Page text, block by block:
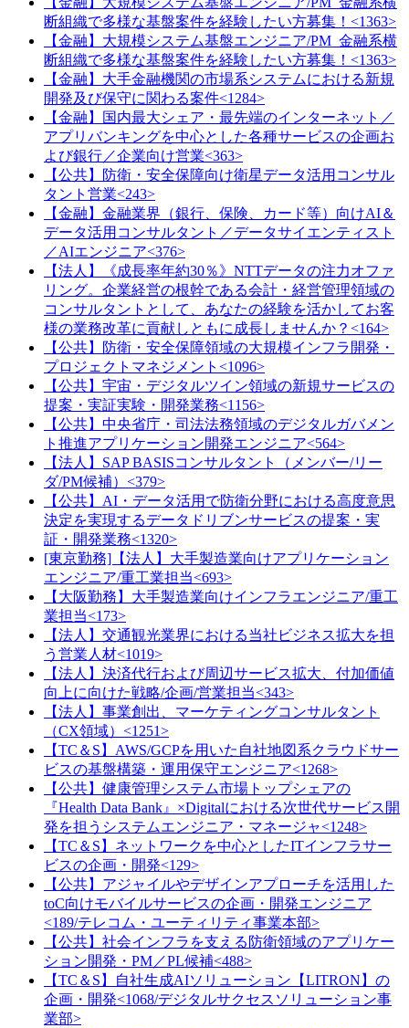
断組織で多様な基盤案件を経験したい方募集！<1363>
【金融】大規模システム基盤エンジニア/PM_金融系横
断組織で多様な基盤案件を経験したい方募集！<1363>
【金融】大手金融機関の市場系システムにおける新規
開発及び保守に関わる案件<1284>
【金融】国内最大シェア・最先端のインターネット／
アプリバンキングを中心とした各種サービスの企画お
よび銀行／企業向け営業<363>
【公共】防衛・安全保障向け衛星データ活用コンサル
タント営業<243>
【金融】金融業界（銀行、保険、カード等）向けAI＆
データ活用コンサルタント／データサイエンティスト
／AIエンジニア<376>
【法人】《成長率年約30％》NTTデータの注力オファ
リング。企業経営の根幹である会計・経営管理領域の
コンサルタントとして、あなたの経験を活かしてお客
様の業務改革に貢献しともに成長しませんか？<164>
【公共】防衛・安全保障領域の大規模インフラ開発・
プロジェクトマネジメント<1096>
【公共】宇宙・デジタルツイン領域の新規サービスの
提案・実証実験・開発業務<1156>
【公共】中央省庁・司法法務領域のデジタルガバメン
ト推進アプリケーション開発エンジニア<564>
【法人】SAP BASISコンサルタント（メンバー/リー
ダ/PM候補）<379>
【公共】AI・データ活用で防衛分野における高度意思
決定を実現するデータドリブンサービスの提案・実
証・開発業務<1320>
[東京勤務]【法人】大手製造業向けアプリケーション
エンジニア/重工業担当<693>
【大阪勤務】大手製造業向けインフラエンジニア/重工
業担当<173>
【法人】交通観光業界における当社ビジネス拡大を担
う営業人材<1019>
【法人】決済代行および周辺サービス拡大、付加価値
向上に向けた戦略/企画/営業担当<343>
【法人】事業創出、マーケティングコンサルタント
（CX領域）<1251>
【TC＆S】AWS/GCPを用いた自社地図系クラウドサー
ビスの基盤構築・運用保守エンジニア<1268>
【公共】健康管理システム市場トップシェアの
『Health Data Bank』×Digitalにおける次世代サービス開
発を担うシステムエンジニア・マネージャ<1248>
【TC＆S】ネットワークを中心としたITインフラサー
ビスの企画・開発<129>
【公共】アジャイルやデザインアプローチを活用した
toC向けモバイルサービスの企画・開発エンジニア
<189/テレコム・ユーティリティ事業本部>
【公共】社会インフラを支える防衛領域のアプリケー
ション開発・PM／PL候補<488>
【TC＆S】自社生成AIソリューション【LITRON】の
企画・開発<1068/デジタルサクセスソリューション事
業部>